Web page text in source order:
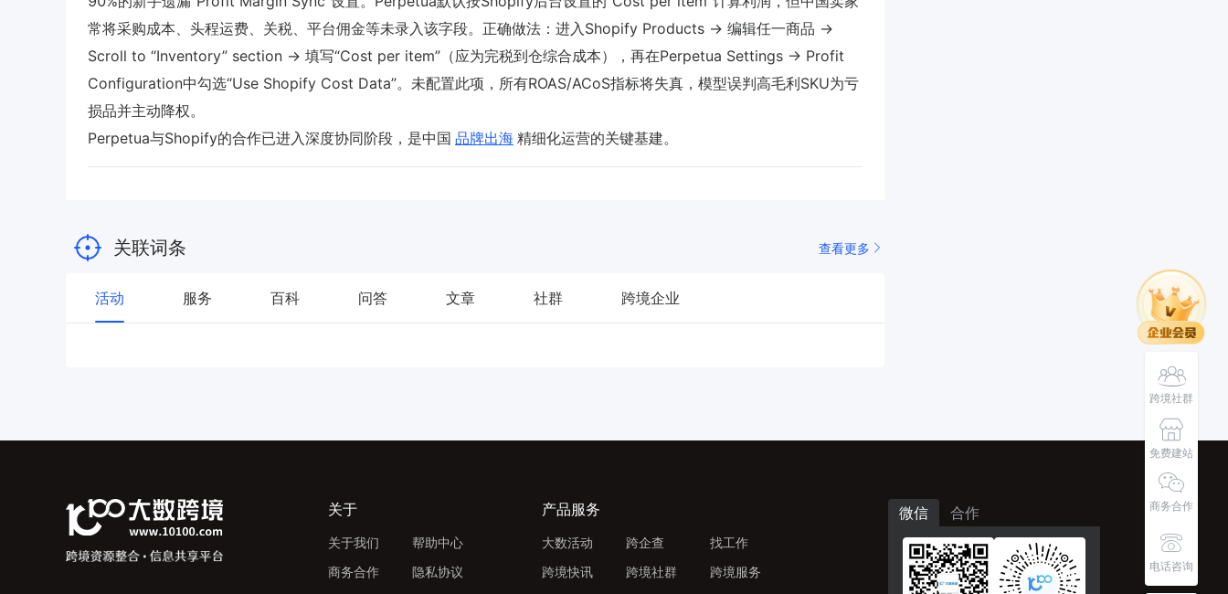
常将采购成本、头程运费、关税、平台佣金等未录入该字段。正确做法：进入Shopify Products → 编辑任一商品 →
Scroll to “Inventory” section → 填写“Cost per item”（应为完税到仓综合成本），再在Perpetua Settings → Profit
Configuration中勾选“Use Shopify Cost Data”。未配置此项，所有ROAS/ACoS指标将失真，模型误判高毛利SKU为亏
损品并主动降权。
Perpetua与Shopify的合作已进入深度协同阶段，是中国 品牌出海 精细化运营的关键基建。
关联词条 查看更多
活动 服务 百科 问答 文章 社群 跨境企业
跨境社群
免费建站
商务合作
电话咨询
关于
关于我们
商务合作
帮助中心
隐私协议
产品服务
大数活动
跨境快讯
跨企查
跨境社群
找工作
跨境服务
微信 合作